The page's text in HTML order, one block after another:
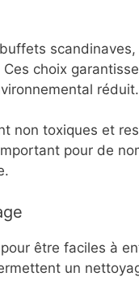
choix
réduit.
non toxiques et
pour de
être faciles à
un